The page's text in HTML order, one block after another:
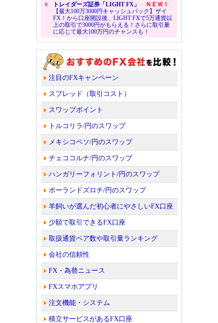
トレイダーズ証券「LIGHT FX」
ＮＥＷ！
【最大100万3000円キャッシュバック】ザイ
FX！から口座開設後、LIGHT FXで5万通貨以
上の取引で3000円がもらえる！さらに取引量
に応じて最大100万円のチャンスも！
注目のFXキャンペーン
スプレッド（取引コスト）
スワップポイント
トルコリラ/円のスワップ
メキシコペソ/円のスワップ
チェココルナ/円のスワップ
ハンガリーフォリント/円のスワップ
ポーランドズロチ/円のスワップ
羊飼いが選んだ初心者にやさしいFX口座
少額で取引できるFX口座
取扱通貨ペア数や取引量ランキング
会社の信頼性
FX・為替ニュース
FXスマホアプリ
注文機能・システム
積立サービスがあるFX口座